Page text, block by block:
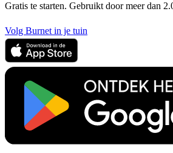
Gratis te starten. Gebruikt door meer dan
Volg Burnet in je tuin